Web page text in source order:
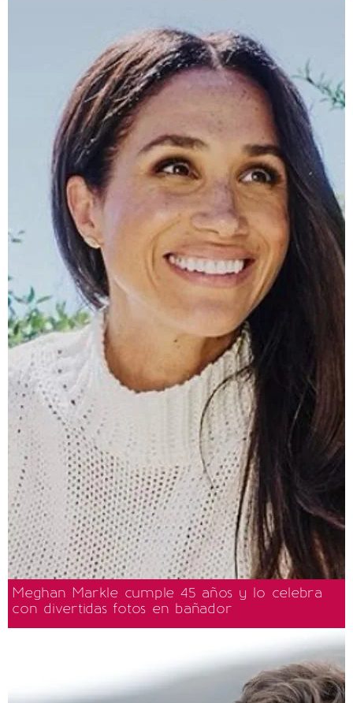
Meghan Markle cumple 45 años y lo celebra
con divertidas fotos en bañador